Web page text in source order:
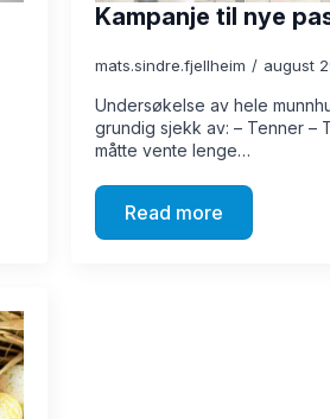
Kampanje til nye
mats.sindre.fjellheim august
Undersøkelse av hele
grundig sjekk av: – Tenner –
måtte vente lenge…
Read more